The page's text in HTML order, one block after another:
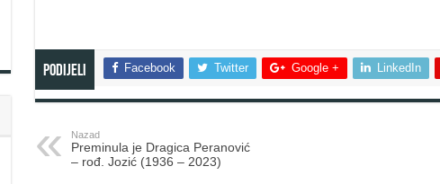
Podijeli Facebook Twitter Google + LinkedIn
Nazad
Preminula je Dragica Peranović
– rođ. Jozić (1936 – 2023)